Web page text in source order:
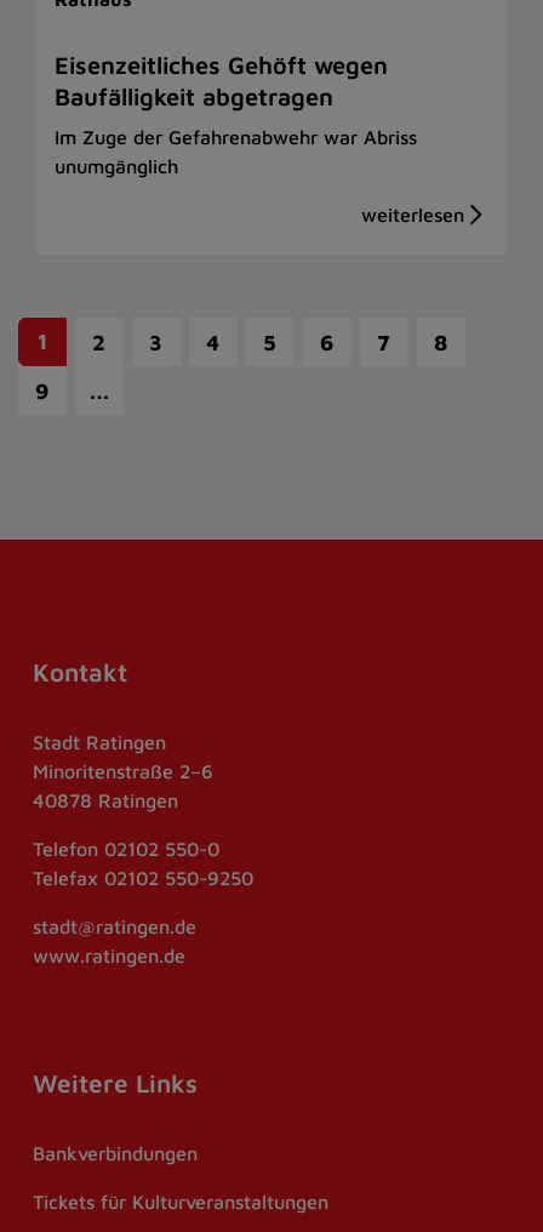
Eisenzeitliches Gehöft wegen
Baufälligkeit abgetragen
Im Zuge der Gefahrenabwehr war Abriss
unumgänglich
1 2 3 4 5 6 7
8
9
…
Kontakt
Stadt Ratingen
Minoritenstraße 2–6
40878 Ratingen
Telefon 02102 550-0
Telefax 02102 550-9250
stadt@ratingen.de
www.ratingen.de
Weitere Links
Bankverbindungen
Tickets für Kulturveranstaltungen